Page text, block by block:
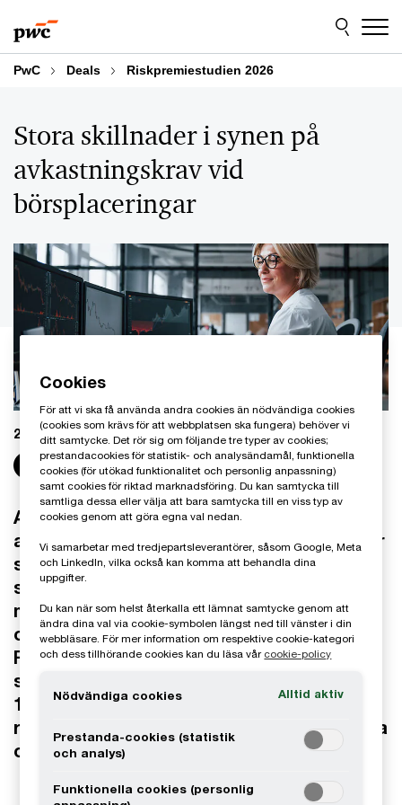
to
content
to
footer
PwC Deals Riskpremiestudien 2026
Stora skillnader i synen på
avkastningskrav vid
börsplaceringar
2026-06-22
Share
Avkastningskravet på den svenska
aktiemarknaden är kvar på liknande nivåer
som för ett år sedan. Däremot skiljer sig
synen åt rejält mellan olika aktörer på
marknaden, framför allt mellan analytiker
och verksamma inom området Corporate
Finance. Det här visar Riskpremiestudien,
som PwC har tagit fram årligen sedan
1998. Studien visar även på ett ökat
risktillägg för mindre bolag, och att många
oroas över kreditrisker.
Cookies
För att vi ska få använda andra cookies än nödvändiga cookies
(cookies som krävs för att webbplatsen ska fungera) behöver vi
ditt samtycke. Det rör sig om följande tre typer av cookies;
prestandacookies för statistik- och analysändamål, funktionella
cookies (för utökad funktionalitet och personlig anpassning)
samt cookies för riktad marknadsföring. Du kan samtycka till
samtliga dessa eller välja att bara samtycka till en viss typ av
cookies genom att göra egna val nedan.
Vi samarbetar med tredjepartsleverantörer, såsom Google, Meta
och LinkedIn, vilka också kan komma att behandla dina
uppgifter.
Du kan när som helst återkalla ett lämnat samtycke genom att
ändra dina val via cookie-symbolen längst ned till vänster i din
webbläsare. För mer information om respektive cookie-kategori
och dess tillhörande cookies kan du läsa vår cookie-policy
Nödvändiga cookies Alltid aktiv
Prestanda-cookies (statistik
och analys)
Funktionella cookies (personlig